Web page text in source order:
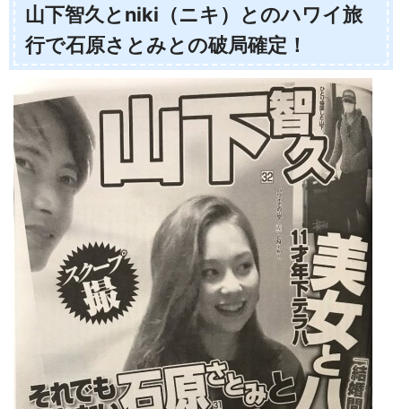
山下智久とniki（ニキ）とのハワイ旅
行で石原さとみとの破局確定！